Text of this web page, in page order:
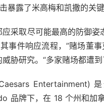
暴露了米高梅和凯撒的关
应采取尽可能最高的防御
事件响应流程，”赌场董
胁研究。“多家赌场都遭
Entertainment)
品牌下，在 18 个州和加